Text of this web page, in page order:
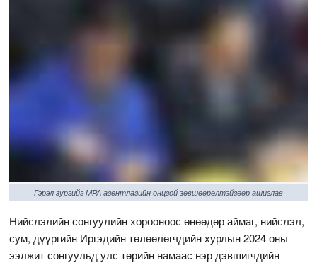
Гэрэл зургийг MPA агентлагийн онцгой зөвшөөрөлтэйгөөр ашиглав
Нийслэлийн сонгуулийн хорооноос өнөөдөр аймаг, нийслэл,
сум, дүүргийн Иргэдийн төлөөлөгчдийн хурлын 2024 оны
ээлжит сонгуульд улс төрийн намаас нэр дэвшигчдийн